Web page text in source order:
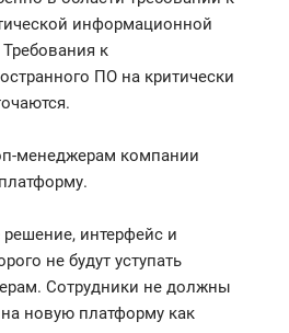
информационной
к
ПО на критически
менеджерам компании
интерфейс и
не будут уступать
Сотрудники не должны
новую платформу как